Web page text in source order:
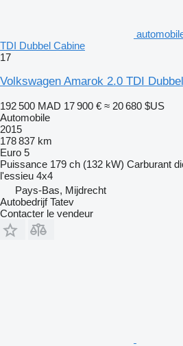
TDI Dubbel Cabine
17
Volkswagen Amarok 2.0 TDI
192 500 MAD 17 900 € ≈ 20 680 $US
Automobile
2015
178 837 km
Euro 5
Puissance 179 ch (132 kW) Carburant
l'essieu 4x4
Pays-Bas, Mijdrecht
Autobedrijf Tatev
Contacter le vendeur